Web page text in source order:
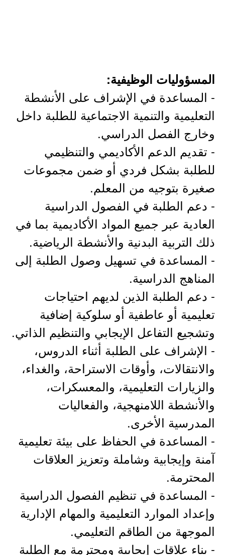
المسؤوليات الوظيفية:
- المساعدة في الإشراف على الأنشطة
التعليمية والتنمية الاجتماعية للطلبة داخل
وخارج الفصل الدراسي.
- تقديم الدعم الأكاديمي والتنظيمي
للطلبة بشكل فردي أو ضمن مجموعات
صغيرة بتوجيه من المعلم.
- دعم الطلبة في الفصول الدراسية
العادية عبر جميع المواد الأكاديمية بما في
ذلك التربية البدنية والأنشطة الرياضية.
- المساعدة في تسهيل وصول الطلبة إلى
المناهج الدراسية.
- دعم الطلبة الذين لديهم احتياجات
تعليمية أو عاطفية أو سلوكية إضافية
وتشجيع التفاعل الإيجابي والتنظيم الذاتي.
- الإشراف على الطلبة أثناء الدروس،
والانتقالات، وأوقات الاستراحة، والغداء،
والزيارات التعليمية، والمعسكرات،
والأنشطة اللامنهجية، والفعاليات
المدرسية الأخرى.
- المساعدة في الحفاظ على بيئة تعليمية
آمنة وإيجابية وشاملة وتعزيز العلاقات
المحترمة.
- المساعدة في تنظيم الفصول الدراسية
وإعداد الموارد التعليمية والمهام الإدارية
الموجهة من الطاقم التعليمي.
- بناء علاقات إيجابية ومحترمة مع الطلبة